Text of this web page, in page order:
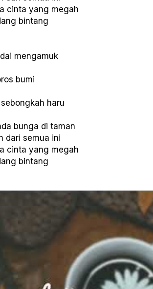
cinta yang megah
bintang
mengamuk
bumi
haru
bunga di taman
dari semua ini
cinta yang megah
bintang